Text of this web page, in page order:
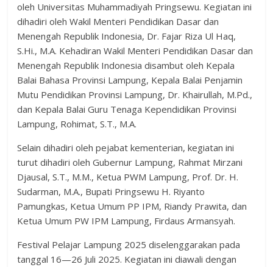
oleh Universitas Muhammadiyah Pringsewu. Kegiatan ini
dihadiri oleh Wakil Menteri Pendidikan Dasar dan
Menengah Republik Indonesia, Dr. Fajar Riza Ul Haq,
S.Hi., M.A. Kehadiran Wakil Menteri Pendidikan Dasar dan
Menengah Republik Indonesia disambut oleh Kepala
Balai Bahasa Provinsi Lampung, Kepala Balai Penjamin
Mutu Pendidikan Provinsi Lampung, Dr. Khairullah, M.Pd.,
dan Kepala Balai Guru Tenaga Kependidikan Provinsi
Lampung, Rohimat, S.T., M.A.
Selain dihadiri oleh pejabat kementerian, kegiatan ini
turut dihadiri oleh Gubernur Lampung, Rahmat Mirzani
Djausal, S.T., M.M., Ketua PWM Lampung, Prof. Dr. H.
Sudarman, M.A., Bupati Pringsewu H. Riyanto
Pamungkas, Ketua Umum PP IPM, Riandy Prawita, dan
Ketua Umum PW IPM Lampung, Firdaus Armansyah.
Festival Pelajar Lampung 2025 diselenggarakan pada
tanggal 16—26 Juli 2025. Kegiatan ini diawali dengan